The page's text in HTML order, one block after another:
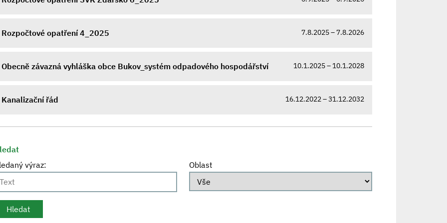
Rozpočtové opatření 4_2025 7.8.2025 – 7.8.2026
Obecně závazná vyhláška obce Bukov_systém odpadového hospodářství 10.1.2025 – 10.1.2028
Kanalizační řád 16.12.2022 – 31.12.2032
výraz:
Oblast